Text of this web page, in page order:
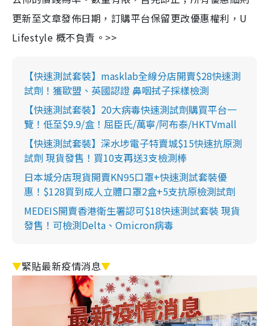
更新至文章發佈日期，訂購平台保留更改優惠權利，U
Lifestyle 概不負責。>>
【快速測試套裝】masklab全線分店開賣$28快速測
試劑！獲歐盟、英國認證 鼻咽拭子採樣檢測
【快速測試套裝】20大病毒快速測試劑購買平台一
覽！低至$9.9/盒！屈臣氏/萬寧/阿布泰/HKTVmall
【快速測試套裝】深水埗電子特賣城$15快速抗原測
試劑 現貨發售！買10支再送3支檢測棒
日本城分店現貨開賣KN95口罩+快速測試套裝優
惠！$128買到成人立體口罩2盒+5支抗原檢測試劑
MEDEIS開賣香港衛生署認可$18快速測試套裝 現貨
發售！可檢測Delta、Omicron病毒
▼緊貼最新疫情消息▼